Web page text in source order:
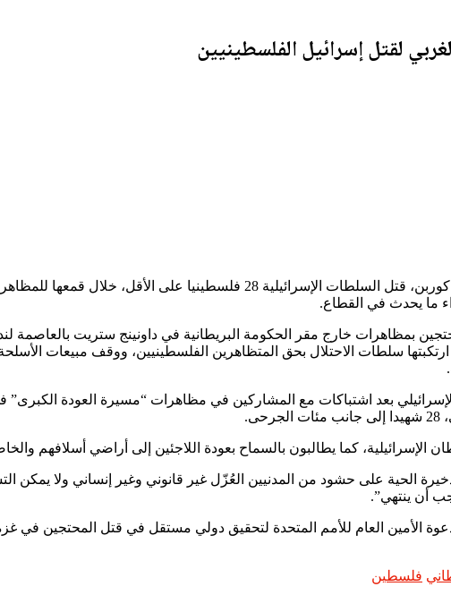
لقتل إسرائيل الفلسطينيين
أدان زعيم حزب العمال البريطاني جيريمي كوربن، قتل السلطات
ما يحدث في القطاع.
بمظاهرات خارج مقر الحكومة البريطانية في داونينج ستريت بالعاصمة لندن
سلطات الاحتلال بحق المتظاهرين الفلسطينيين، ووقف مبيعات
الإسرائيلي بعد اشتباكات مع المشاركين في مظاهرات “مسيرة العودة
كما يطالبون بالسماح بعودة اللاجئين إلى أراضي أسلافهم
الحية على حشود من المدنيين العُزّل غير قانوني وغير إنساني ولا
أن ينتهي”.
الأمين العام للأمم المتحدة لتحقيق دولي مستقل في قتل المحتجين في
فلسطين